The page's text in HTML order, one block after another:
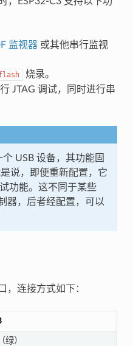
监视器或其他串行监视
烧录。
JTAG 调试，同时进行串
USB 设备，其功能固
说，即便重新配置，它
功能。这不同于某些
器，后者经配置，可以
，连接方式如下：
绿）